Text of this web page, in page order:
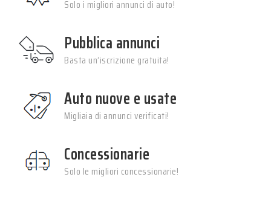
Solo i migliori annunci di auto!
Pubblica annunci
Basta un’iscrizione gratuita!
Auto nuove e usate
Migliaia di annunci verificati!
Concessionarie
Solo le migliori concessionarie!